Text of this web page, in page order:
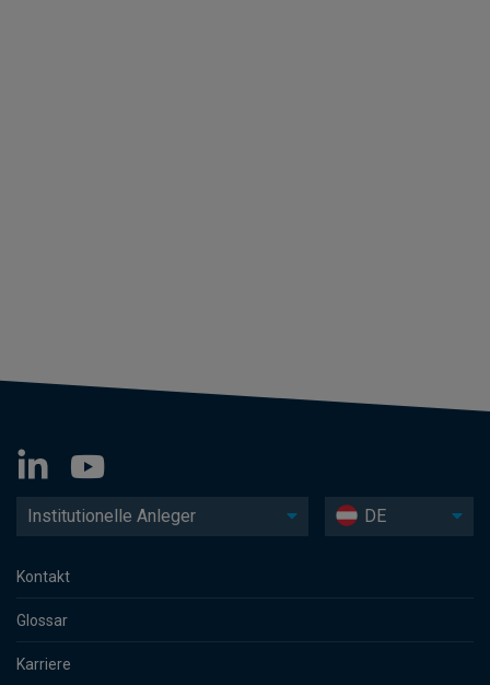
Institutionelle Anleger DE
Kontakt
Glossar
Karriere